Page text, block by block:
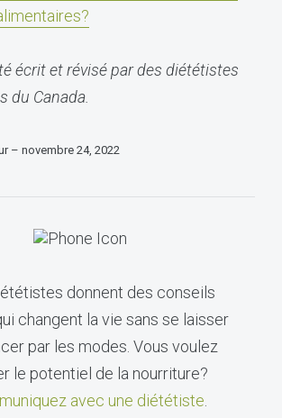
écrit et révisé par des diététistes
du Canada.
– novembre 24, 2022
donnent des conseils
changent la vie sans se laisser
par les modes. Vous voulez
le potentiel de la nourriture?
avec une diététiste.